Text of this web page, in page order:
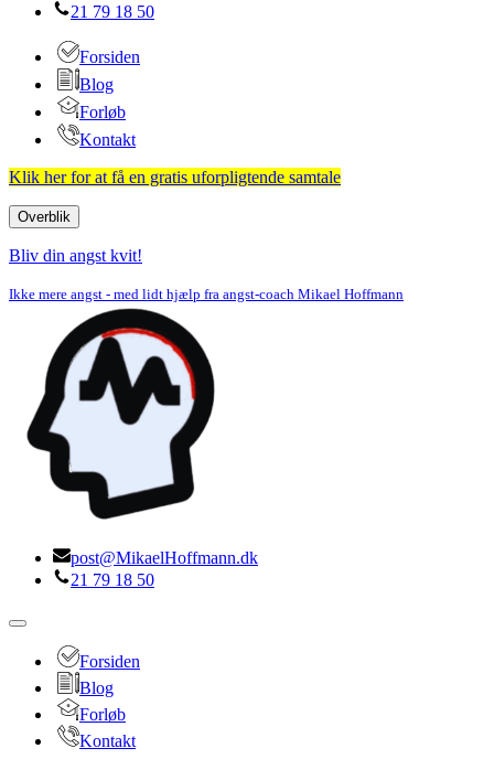
21 79 18 50
Forsiden
Blog
Forløb
Kontakt
Klik her for at få en gratis uforpligtende samtale
Overblik
Navigation
menu
Bliv din angst kvit!
Ikke mere angst - med lidt hjælp fra angst-coach Mikael Hoffmann
post@MikaelHoffmann.dk
21 79 18 50
Navigation
Forsiden
Blog
Forløb
Kontakt